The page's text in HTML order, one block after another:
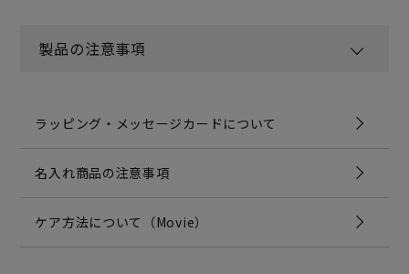
製品の注意事項
ラッピング・メッセージカードについて
名入れ商品の注意事項
ケア方法について（Movie）